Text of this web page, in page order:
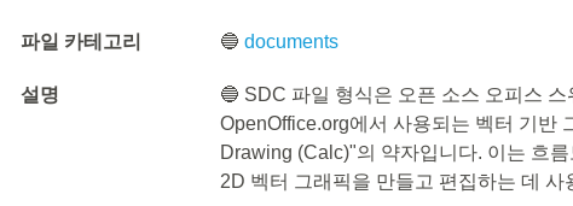
파일 카테고리 🔵documents
설명
🔵 SDC 파일 형식은 오픈 소스 오피스
OpenOffice.org에서 사용되는 벡터 기반
Drawing (Calc)"의 약자입니다. 이는 흐
2D 벡터 그래픽을 만들고 편집하는 데